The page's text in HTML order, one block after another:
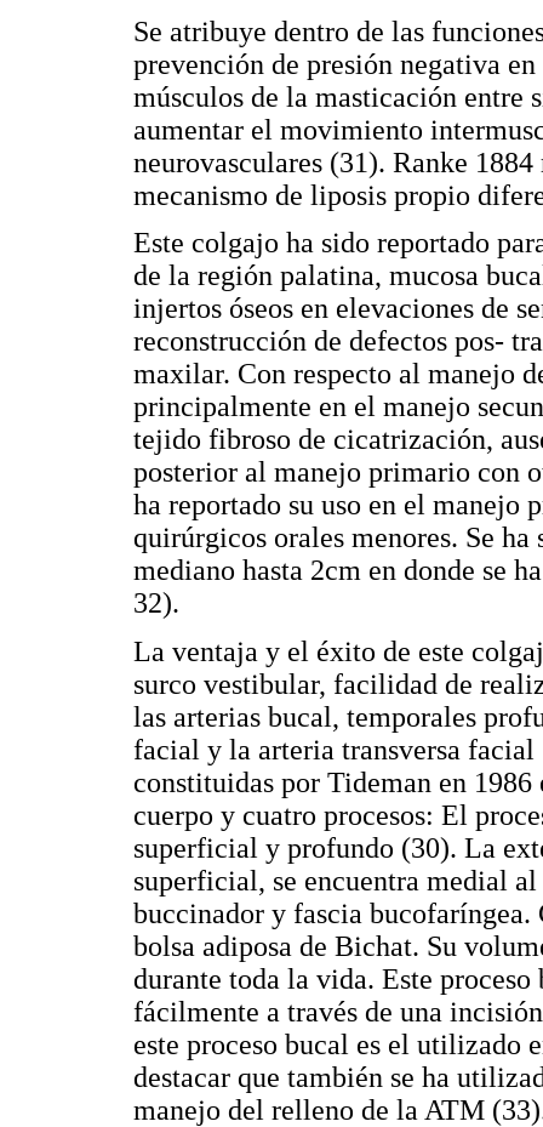
Se atribuye dentro de las
prevención de presión negativa
músculos de la masticación entre
aumentar el movimiento
neurovasculares (31). Ranke
mecanismo de liposis propio
Este colgajo ha sido reportado
de la región palatina, mucosa
injertos óseos en elevaciones de
reconstrucción de defectos pos-
maxilar. Con respecto al manejo
principalmente en el manejo
tejido fibroso de cicatrización,
posterior al manejo primario con
ha reportado su uso en el manejo
quirúrgicos orales menores. Se ha
mediano hasta 2cm en donde se
32).
La ventaja y el éxito de este
surco vestibular, facilidad de
las arterias bucal, temporales
facial y la arteria transversa facial
constituidas por Tideman en 1986
cuerpo y cuatro procesos: El
superficial y profundo (30). La
superficial, se encuentra medial
buccinador y fascia
bolsa adiposa de Bichat. Su
durante toda la vida. Este
fácilmente a través de una
este proceso bucal es el utilizado
destacar que también se ha
manejo del relleno de la ATM